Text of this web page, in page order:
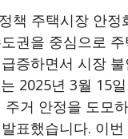
권을 중심으로
증하면서 시장
2025년 3월 15
주거 안정을 도모
표했습니다. 이